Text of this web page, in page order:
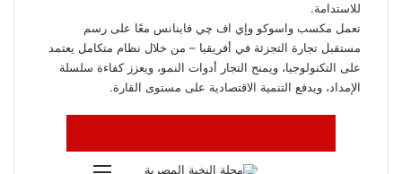
للاستدامة.
تعمل مكسب واسوكو وإي اف چي فاينانس معًا على رسم
مستقبل تجارة التجزئة في أفريقيا – من خلال نظام متكامل يعتمد
على التكنولوجيا، ويمنح التجار أدوات النمو، ويعزز كفاءة سلسلة
الإمداد، ويدفع التنمية الاقتصادية على مستوى القارة.